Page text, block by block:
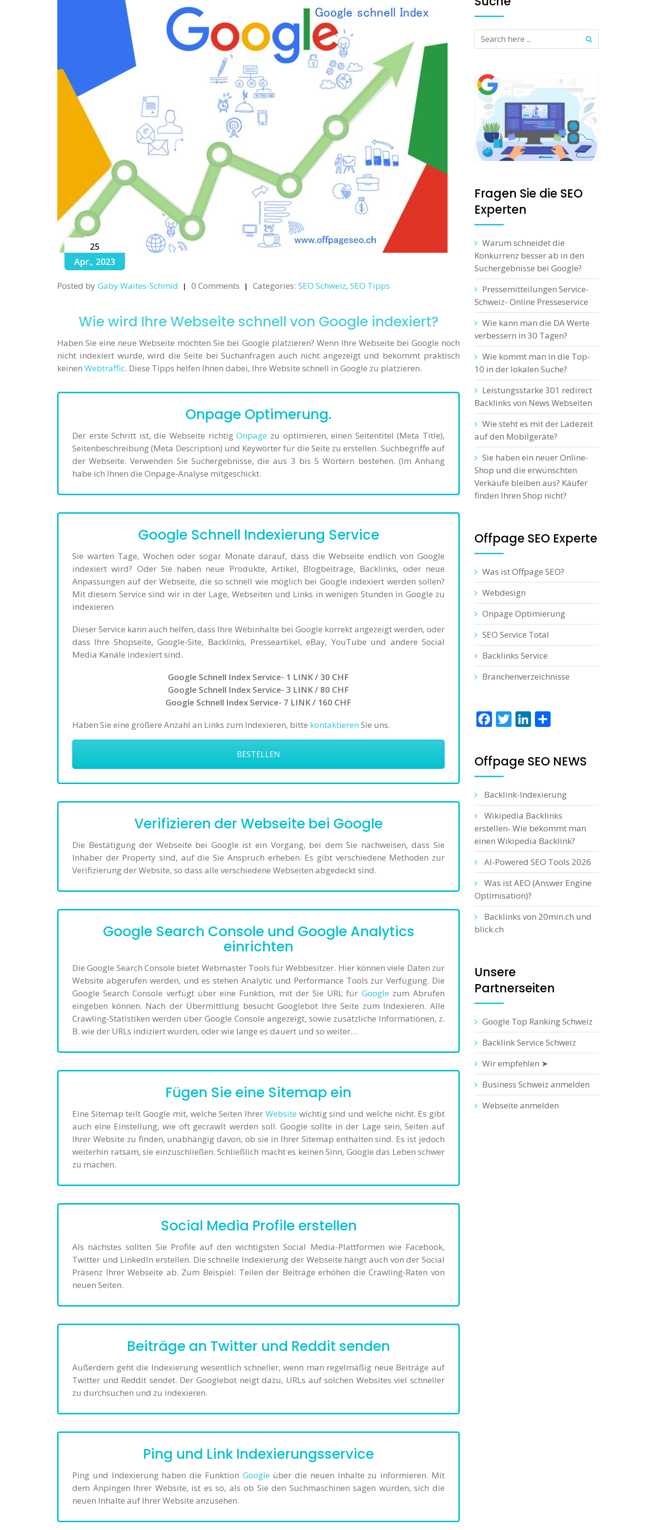
25
Apr., 2023
Posted by Gaby Waites-Schmid 0 Comments Categories: SEO Schweiz, SEO Tipps
Wie wird Ihre Webseite schnell von Google indexiert?
Haben Sie eine neue Webseite möchten Sie bei Google platzieren? Wenn Ihre Webseite bei Google noch
nicht indexiert wurde, wird die Seite bei Suchanfragen auch nicht angezeigt und bekommt praktisch
keinen Webtraffic. Diese Tipps helfen Ihnen dabei, Ihre Website schnell in Google zu platzieren.
Onpage Optimerung.
Der erste Schritt ist, die Webseite richtigOnpage zu optimieren, einen Seitentitel (Meta Title),
Seitenbeschreibung (Meta Description) und Keywörter für die Seite zu erstellen. Suchbegriffe auf
der Webseite. Verwenden Sie Suchergebnisse, die aus 3 bis 5 Wörtern bestehen. (Im Anhang
habe ich Ihnen die Onpage-Analyse mitgeschickt.
Google Schnell Indexierung Service
Sie warten Tage, Wochen oder sogar Monate darauf, dass die Webseite endlich von Google
indexiert wird? Oder Sie haben neue Produkte, Artikel, Blogbeiträge, Backlinks, oder neue
Anpassungen auf der Webseite, die so schnell wie möglich bei Google indexiert werden sollen?
Mit diesem Service sind wir in der Lage, Webseiten und Links in wenigen Stunden in Google zu
indexieren.
Dieser Service kann auch helfen, dass Ihre Webinhalte bei Google korrekt angezeigt werden, oder
dass Ihre Shopseite, Google-Site, Backlinks, Presseartikel, eBay, YouTube und andere Social
Media Kanäle indexiert sind.
Google Schnell Index Service- 1 LINK / 30 CHF
Google Schnell Index Service- 3 LINK / 80 CHF
Google Schnell Index Service- 7 LINK / 160 CHF
Haben Sie eine größere Anzahl an Links zum Indexieren, bitte kontaktierenSie uns.
BESTELLEN
Verifizieren der Webseite bei Google
Die Bestätigung der Webseite bei Google ist ein Vorgang, bei dem Sie nachweisen, dass Sie
Inhaber der Property sind, auf die Sie Anspruch erheben. Es gibt verschiedene Methoden zur
Verifizierung der Website, so dass alle verschiedene Webseiten abgedeckt sind.
Google Search Console und Google Analytics
einrichten
Die Google Search Console bietet Webmaster Tools für Webbesitzer. Hier können viele Daten zur
Website abgerufen werden, und es stehen Analytic und Performance Tools zur Verfügung. Die
Google Search Console verfügt über eine Funktion, mit der Sie URL für Google zum Abrufen
eingeben können. Nach der Übermittlung besucht Googlebot Ihre Seite zum Indexieren. Alle
Crawling-Statistiken werden über Google Console angezeigt, sowie zusätzliche Informationen, z.
B. wie der URLs indiziert wurden, oder wie lange es dauert und so weiter…
Fügen Sie eine Sitemap ein
Eine Sitemap teilt Google mit, welche Seiten Ihrer Website wichtig sind und welche nicht. Es gibt
auch eine Einstellung, wie oft gecrawlt werden soll. Google sollte in der Lage sein, Seiten auf
Ihrer Website zu finden, unabhängig davon, ob sie in Ihrer Sitemap enthalten sind. Es ist jedoch
weiterhin ratsam, sie einzuschließen. Schließlich macht es keinen Sinn, Google das Leben schwer
zu machen.
Social Media Profile erstellen
Als nächstes sollten Sie Profile auf den wichtigsten Social Media-Plattformen wie Facebook,
Twitter und LinkedIn erstellen. Die schnelle Indexierung der Webseite hängt auch von der Social
Präsenz Ihrer Webseite ab. Zum Beispiel: Teilen der Beiträge erhöhen die Crawling-Raten von
neuen Seiten.
Beiträge an Twitter und Reddit senden
Außerdem geht die Indexierung wesentlich schneller, wenn man regelmäßig neue Beiträge auf
Twitter und Reddit sendet. Der Googlebot neigt dazu, URLs auf solchen Websites viel schneller
zu durchsuchen und zu indexieren.
Ping und Link Indexierungsservice
Ping und Indexierung haben die Funktion Google über die neuen Inhalte zu informieren. Mit
dem Anpingen Ihrer Website, ist es so, als ob Sie den Suchmaschinen sagen würden, sich die
neuen Inhalte auf Ihrer Website anzusehen.
Fragen Sie die SEO
Experten
Warum schneidet die
Konkurrenz besser ab in den
Suchergebnisse bei Google?
Pressemitteilungen Service-
Schweiz- Online Presseservice
Wie kann man die DA Werte
verbessern in 30 Tagen?
Wie kommt man in die Top-
10 in der lokalen Suche?
Leistungsstarke 301 redirect
Backlinks von News Webseiten
Wie steht es mit der Ladezeit
auf den Mobilgeräte?
Sie haben ein neuer Online-
Shop und die erwünschten
Verkäufe bleiben aus? Käufer
finden Ihren Shop nicht?
Offpage SEO Experte
Was ist Offpage SEO?
Webdesign
Onpage Optimierung
SEO Service Total
Backlinks Service
Branchenverzeichnisse
Facebook
TwitterLinkedIn
Offpage SEO NEWS
Backlink-Indexierung
Wikipedia Backlinks
erstellen- Wie bekommt man
einen Wikipedia Backlink?
AI-Powered SEO Tools 2026
Was ist AEO (Answer Engine
Optimisation)?
Backlinks von 20min.ch und
blick.ch
Unsere
Partnerseiten
Google Top Ranking Schweiz
Backlink Service Schweiz
Wir empfehlen ➤
Business Schweiz anmelden
Webseite anmelden